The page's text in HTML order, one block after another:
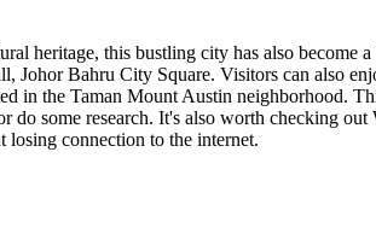
heritage, this bustling city has also become
Johor Bahru City Square. Visitors can also
in the Taman Mount Austin neighborhood.
some research. It's also worth checking
connection to the internet.